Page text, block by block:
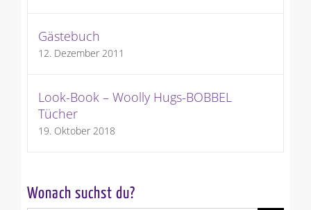
Gästebuch
12. Dezember 2011
Look-Book – Woolly Hugs-BOBBEL
Tücher
19. Oktober 2018
Wonach suchst du?